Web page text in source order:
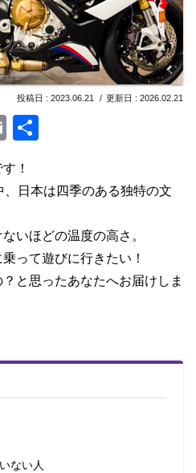
2023.06.21 2026.02.21
E
ail
！
日本は四季のある独特の文
いほどの温度の高さ。
って遊びに行きたい！
と思ったあなたへお届けしま
ない人